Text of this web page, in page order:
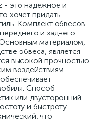
- это надежное и
хочет придать
Комплект обвесов
и заднего
материалом,
обвеса, является
высокой прочностью
воздействиям.
Способ
или двусторонний
и быстроту
что